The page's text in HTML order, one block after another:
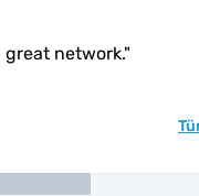
network."